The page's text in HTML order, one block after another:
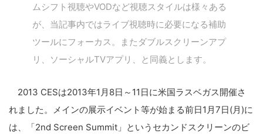
ムシフト視聴やVODなど視聴スタイルは様々ある
が、当記事内ではライブ視聴時に必要になる補助
ツールにフォーカス。またダブルスクリーンアプ
リ、ソーシャルTVアプリ、と同義とします。
2013 CESは2013年1月8日～11日に米国ラスベガス開催さ
れました。メインの展示イベント等が始まる前日1月7日(月)に
は、「2nd Screen Summit」というセカンドスクリーンのビ